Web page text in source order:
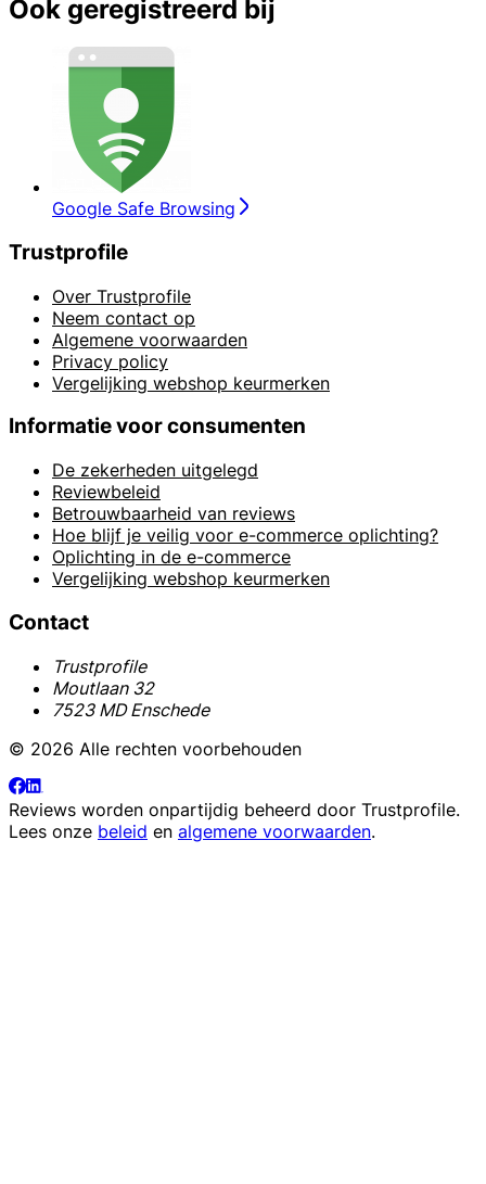
Ook geregistreerd bij
Google Safe Browsing
Trustprofile
Over Trustprofile
Neem contact op
Algemene voorwaarden
Privacy policy
Vergelijking webshop keurmerken
Informatie voor consumenten
De zekerheden uitgelegd
Reviewbeleid
Betrouwbaarheid van reviews
Hoe blijf je veilig voor e-commerce oplichting?
Oplichting in de e-commerce
Vergelijking webshop keurmerken
Contact
Trustprofile
Moutlaan 32
7523 MD Enschede
© 2026 Alle rechten voorbehouden
Reviews worden onpartijdig beheerd door Trustprofile.
Lees onze beleid en algemene voorwaarden.